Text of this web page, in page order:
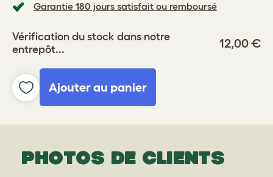
Garantie 180 jours satisfait ou remboursé
Vérification du stock dans notre
entrepôt...
12,00 €
Ajouter au panier
PHOTOS DE CLIENTS